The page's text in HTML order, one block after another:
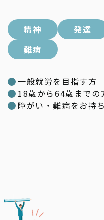
精神 発達
難病
一般就労を目指す方
18歳から64歳までの
障がい・難病をお持